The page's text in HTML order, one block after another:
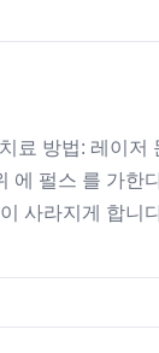
방법: 레이저
펄스 를 가한
사라지게 합니